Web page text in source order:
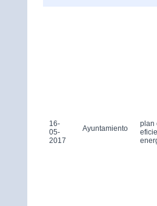
16-
05-
2017
Ayuntamiento
plan